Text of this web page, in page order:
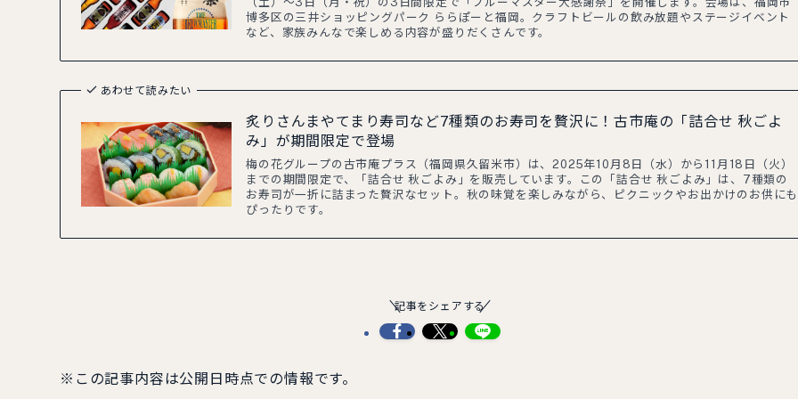
博多区の三井ショッピングパーク ららぽーと福岡。クラフトビールの飲み放題やステージイベント
など、家族みんなで楽しめる内容が盛りだくさんです。
あわせて読みたい
炙りさんまやてまり寿司など7種類のお寿司を贅沢に！古市庵の「詰合せ 秋ごよ
み」が期間限定で登場
梅の花グループの古市庵プラス（福岡県久留米市）は、2025年10月8日（水）から11月18日（火）
までの期間限定で、「詰合せ 秋ごよみ」を販売しています。この「詰合せ 秋ごよみ」は、7種類の
お寿司が一折に詰まった贅沢なセット。秋の味覚を楽しみながら、ピクニックやお出かけのお供にも
ぴったりです。
記事をシェアする
※この記事内容は公開日時点での情報です。